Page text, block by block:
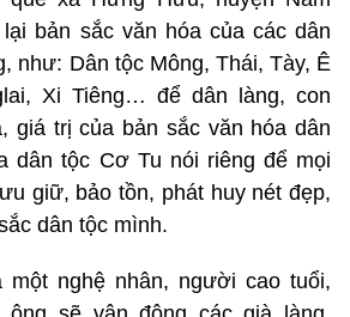
bản sắc văn hóa của các dân
như: Dân tộc Mông, Thái, Tày, Ê
Xi Tiêng… để dân làng, con
giá trị của bản sắc văn hóa dân
dân tộc Cơ Tu nói riêng để mọi
giữ, bảo tồn, phát huy nét đẹp,
dân tộc mình.
nghệ nhân, người cao tuổi,